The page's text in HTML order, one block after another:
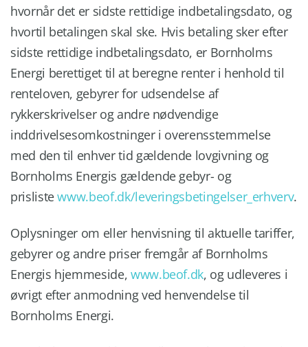
hvornår det er sidste rettidige indbetalingsdato, og
hvortil betalingen skal ske. Hvis betaling sker efter
sidste rettidige indbetalingsdato, er Bornholms
Energi berettiget til at beregne renter i henhold til
renteloven, gebyrer for udsendelse af
rykkerskrivelser og andre nødvendige
inddrivelsesomkostninger i overensstemmelse
med den til enhver tid gældende lovgivning og
Bornholms Energis gældende gebyr- og
prislistewww.beof.dk/leveringsbetingelser_erhverv.
Oplysninger om eller henvisning til aktuelle tariffer,
gebyrer og andre priser fremgår af Bornholms
Energis hjemmeside, www.beof.dk, og udleveres i
øvrigt efter anmodning ved henvendelse til
Bornholms Energi.